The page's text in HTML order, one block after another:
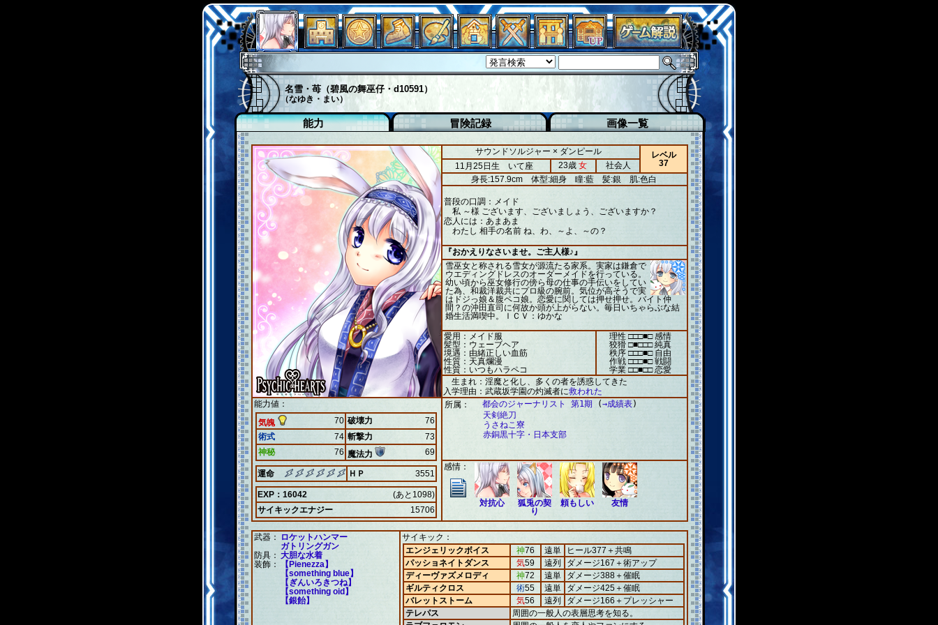
名雪・苺（碧風の舞巫仔・d10591）
（なゆき・まい）
能力 冒険記録 画像一覧
サウンドソルジャー × ダンピール
レベル
37
11月25日生 いて座 23歳 女
社会人
身長:157.9cm 体型:細身 瞳:藍 髪:銀 肌:色白
普段の口調：メイド
私 ～様 ございます、ございましょう、ございますか？
恋人には：あまあま
わたし 相手の名前 ね、わ、～よ、～の？
『おかえりなさいませ。ご主人様♪』
雪巫女と称される雪女が源流たる家系。実家は鎌倉で
ウエディングドレスのオーダーメイドを行っている。
幼い頃から巫女修行の傍ら母の仕事の手伝いをしてい
た為、和裁洋裁共にプロ級の腕前。気位が高そうで実
はドジっ娘＆腹ペコ娘。恋愛に関しては押せ押せ。バイト仲
間？の沖田直司に何故か頭が上がらない。毎日いちゃらぶな結
婚生活満喫中。ＩＣＶ：ゆかな
愛用：メイド服
髪型：ウェーブヘア
境遇：由緒正しい血筋
性質：天真爛漫
性質：いつもハラペコ
理性 □□□■□ 感情
狡猾 □■□□□ 純真
秩序 □□□■□ 自由
作戦 □□□■□ 戦闘
学業 □□■□□ 恋愛
生まれ：淫魔と化し、多くの者を誘惑してきた
入学理由：武蔵坂学園の灼滅者に救われた
能力値：
気魄
70 破壊力
76
術式
74 斬撃力
73
神秘
76 魔法力 69
運命 ＨＰ 3551
EXP：16042
(あと1098)
サイキックエナジー
15706
所属： 都会のジャーナリスト 第1期(→成績表)
天剣絶刀
うさねこ寮
赤銅黒十字・日本支部
感情：
対抗心
狐兎の契
り
頼もしい 友情
武器：
ロケットハンマー
ガトリングガン
防具： 大胆な水着
装飾： 【Pienezza】
【something blue】
【ぎんいろきつね】
【something oid】
【銀飴】
サイキック：
エンジェリックボイス
神76 遠単
ヒール377＋共鳴
パッショネイトダンス
気59 遠列
ダメージ167＋術アップ
ディーヴァズメロディ
神72 遠単
ダメージ388＋催眠
ギルティクロス
術55 遠単
ダメージ425＋催眠
バレットストーム
気56 遠列
ダメージ166＋プレッシャー
テレパス
周囲の一般人の表層思考を知る。